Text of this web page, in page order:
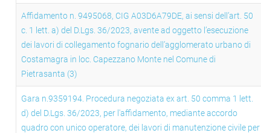
Affidamento n. 9495068, CIG A03D6A79DE, ai sensi dell’art. 50
c. 1 lett. a) del D.Lgs. 36/2023, avente ad oggetto l’esecuzione
dei lavori di collegamento fognario dell’agglomerato urbano di
Costamagra in loc. Capezzano Monte nel Comune di
Pietrasanta (3)
Gara n.9359194. Procedura negoziata ex art. 50 comma 1 lett.
d) del D.Lgs. 36/2023, per l'affidamento, mediante accordo
quadro con unico operatore, dei lavori di manutenzione civile per